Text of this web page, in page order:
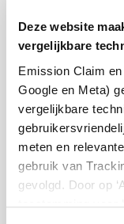
Deze website
vergelijkbare
Emission Claim
Google en Meta)
vergelijkbare
meten en
gebruik van
gevolgd. Door op
toestemming voor
Sinds 1992
pragmatische
problemen van
Voor meer